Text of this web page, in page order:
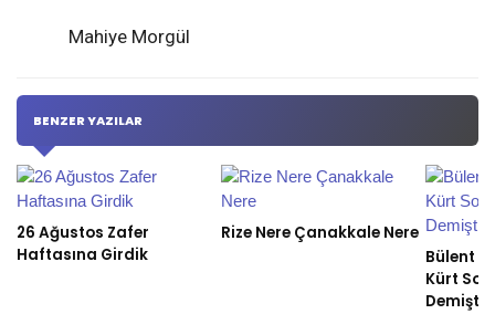
Mahiye Morgül
BENZER YAZILAR
26 Ağustos Zafer
Haftasına Girdik
Rize Nere Çanakkale Nere
Bülent
Kürt
Demişti